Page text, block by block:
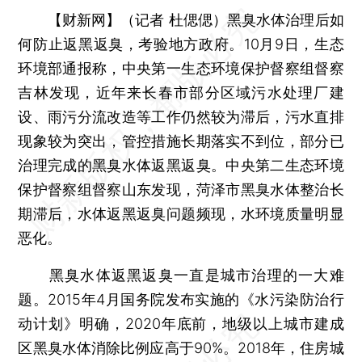
【财新网】（记者 杜偲偲） 黑臭水体治理后如
何防止返黑返臭，考验地方政府。10月9日，生态
环境部通报称，中央第一生态环境保护督察组督察
吉林发现，近年来长春市部分区域污水处理厂建
设、雨污分流改造等工作仍然较为滞后，污水直排
现象较为突出，管控措施长期落实不到位，部分已
治理完成的黑臭水体返黑返臭。中央第二生态环境
保护督察组督察山东发现，菏泽市黑臭水体整治长
期滞后，水体返黑返臭问题频现，水环境质量明显
恶化。
黑臭水体返黑返臭一直是城市治理的一大难
题。2015年4月国务院发布实施的《水污染防治行
动计划》明确，2020年底前，地级以上城市建成
区黑臭水体消除比例应高于90%。2018年，住房城